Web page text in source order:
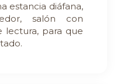
estancia diáfana,
salón con
lectura, para que